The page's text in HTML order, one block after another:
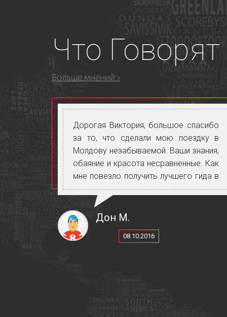
Что
Больше мнений ›
Дорогая Виктория, большое спасибо
за то, что сделали мою поездку в
Молдову незабываемой. Ваши знания,
обаяние и красота несравненные. Как
мне повезло получить лучшего гида в
Молдове для моего визита.
Дон М.
08.10.2016